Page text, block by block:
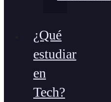
¿Qué
estudiar
en
Tech?